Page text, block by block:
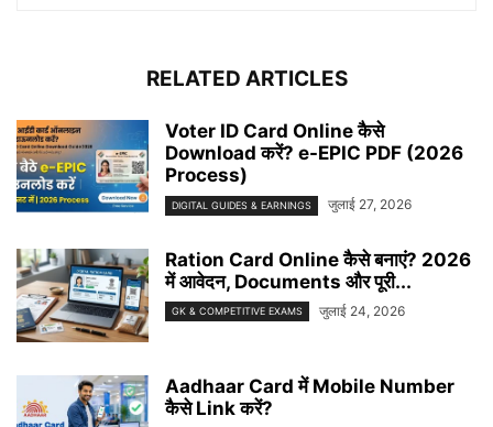
RELATED ARTICLES
Voter ID Card Online कैसे
Download करें? e-EPIC PDF (2026
Process)
DIGITAL GUIDES & EARNINGS जुलाई 27, 2026
Ration Card Online कैसे बनाएं? 2026
में आवेदन, Documents और पूरी...
GK & COMPETITIVE EXAMS जुलाई 24, 2026
Aadhaar Card में Mobile Number
कैसे Link करें?